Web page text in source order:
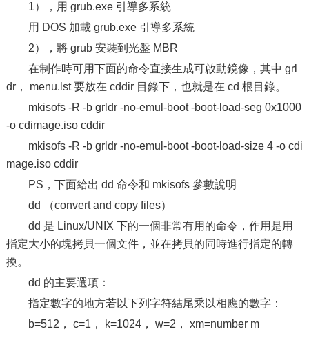
1），用 grub.exe 引導多系統
用 DOS 加載 grub.exe 引導多系統
2），將 grub 安裝到光盤 MBR
在制作時可用下面的命令直接生成可啟動鏡像，其中 grl
dr， menu.lst 要放在 cddir 目錄下，也就是在 cd 根目錄。
mkisofs -R -b grldr -no-emul-boot -boot-load-seg 0x1000
-o cdimage.iso cddir
mkisofs -R -b grldr -no-emul-boot -boot-load-size 4 -o cdi
mage.iso cddir
PS，下面給出 dd 命令和 mkisofs 參數說明
dd （convert and copy files）
dd 是 Linux/UNIX 下的一個非常有用的命令，作用是用
指定大小的塊拷貝一個文件，並在拷貝的同時進行指定的轉
換。
dd 的主要選項：
指定數字的地方若以下列字符結尾乘以相應的數字：
b=512， c=1， k=1024， w=2， xm=number m